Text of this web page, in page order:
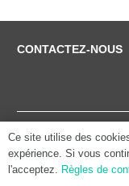
CONTACTEZ-NOUS
GÉNÉRALES
Ce site utilise des
expérience. Si vous
l'acceptez. Règles de